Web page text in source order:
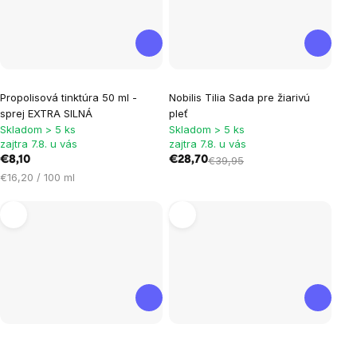
Propolisová tinktúra 50 ml -
sprej EXTRA SILNÁ
Skladom > 5 ks
zajtra 7.8. u vás
€8,10
Jednotková
€16,20 / 100 ml
Nobilis Tilia Sada pre žiarivú
pleť
Skladom > 5 ks
zajtra 7.8. u vás
€28,70€39,95